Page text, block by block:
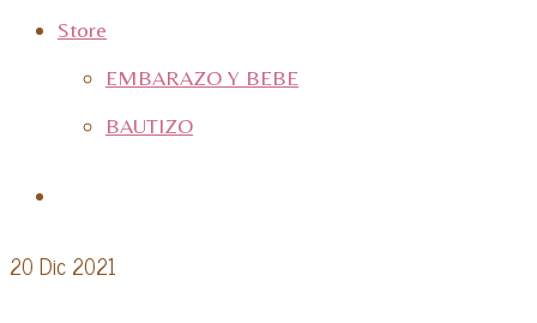
Store
EMBARAZO Y BEBE
BAUTIZO
20 Dic 2021